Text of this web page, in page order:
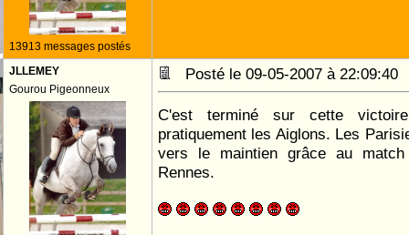
13913 messages postés
JLLEMEY
Gourou Pigeonneux
Posté le 09-05-2007 à
C'est terminé sur cette
pratiquement les Aiglons. Les
vers le maintien grâce au
Rennes.